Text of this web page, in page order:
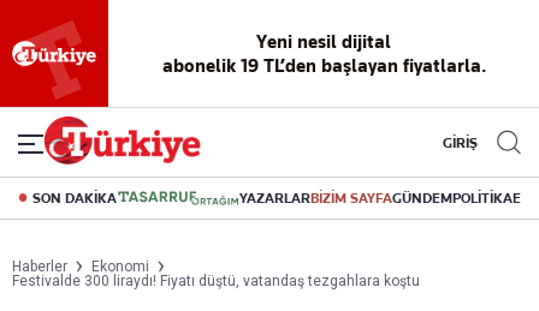
Yeni nesil dijital
abonelik 19 TL’den başlayan fiyatlarla.
GİRİŞ
SON DAKİKA YAZARLARBİZİM SAYFAGÜNDEMPOLİTİKA
Haberler
Ekonomi
Festivalde 300 liraydı! Fiyatı düştü, vatandaş tezgahlara koştu